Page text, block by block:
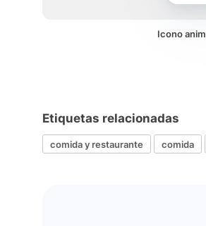
Icono
Etiquetas relacionadas
comida y restaurante comida